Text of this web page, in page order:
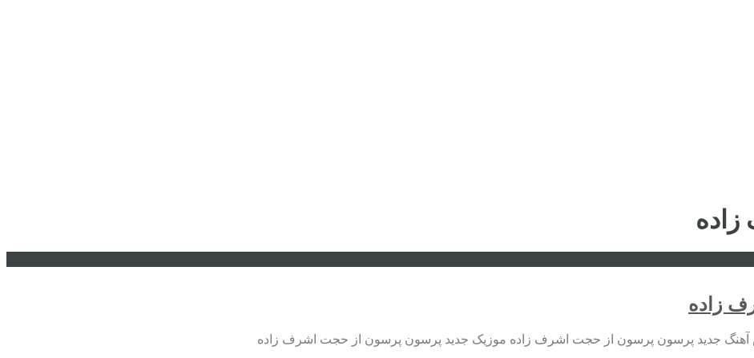
زاده
جدید پرسون پرسون از حجت اشرف زاده موزیک جدید پرسون پرسون از حجت اشرف زاده